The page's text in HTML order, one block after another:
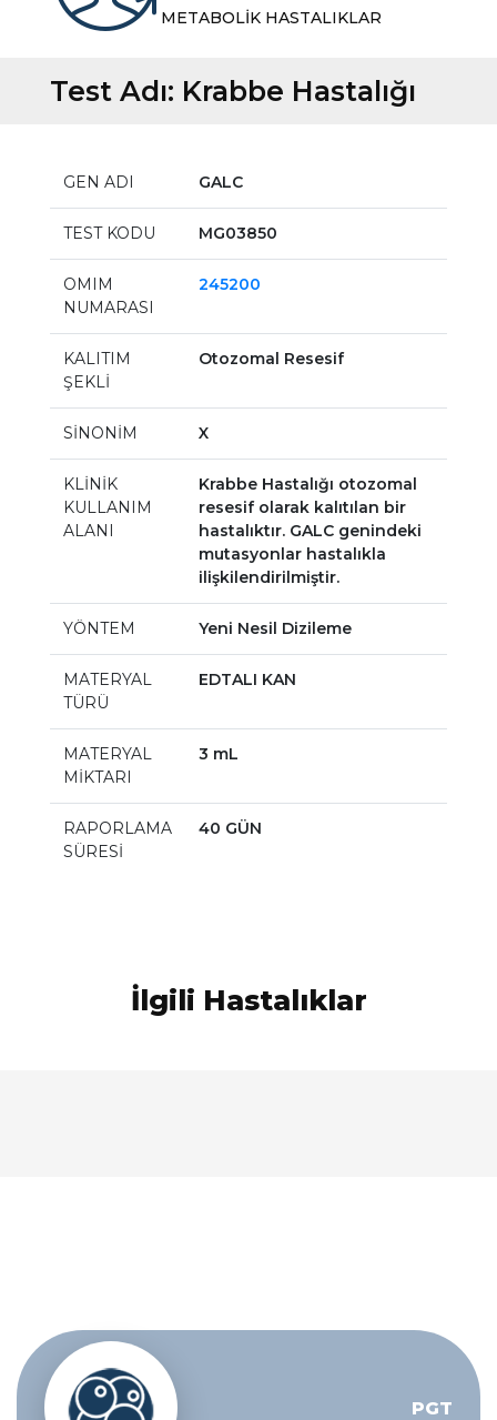
METABOLİK HASTALIKLAR
Test Adı: Krabbe Hastalığı
GEN ADI GALC
TEST KODU MG03850
OMIM
NUMARASI
245200
KALITIM
ŞEKLİ
Otozomal Resesif
SİNONİM X
KLİNİK
KULLANIM
ALANI
Krabbe Hastalığı otozomal
resesif olarak kalıtılan bir
hastalıktır. GALC genindeki
mutasyonlar hastalıkla
ilişkilendirilmiştir.
YÖNTEM Yeni Nesil Dizileme
MATERYAL
TÜRÜ
EDTALI KAN
MATERYAL
MİKTARI
3 mL
RAPORLAMA
SÜRESİ
40 GÜN
İlgili Hastalıklar
PGT